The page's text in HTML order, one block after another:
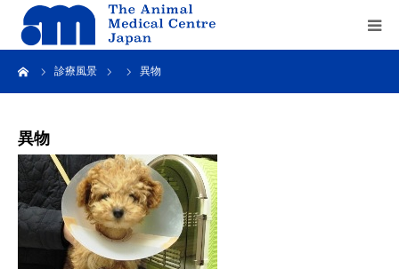
診療風景 異物
異物
Home
service
recruit